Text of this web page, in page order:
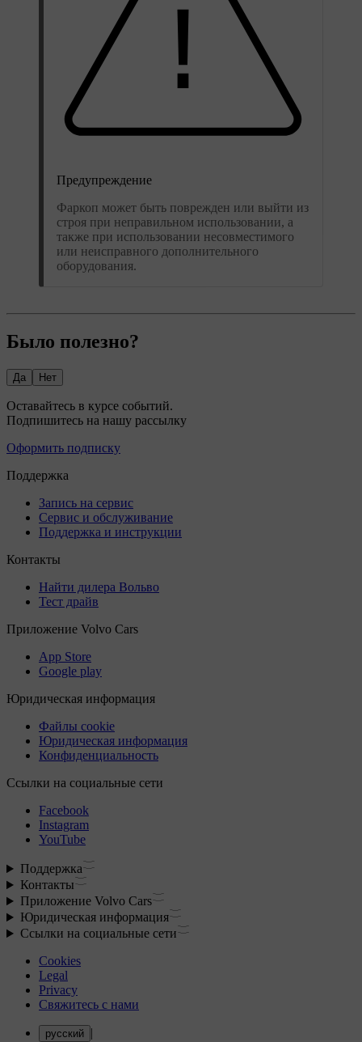
Предупреждение
Фаркоп может быть поврежден или выйти из
строя при неправильном использовании, а
также при использовании несовместимого
или неисправного дополнительного
оборудования.
Было полезно?
Да Нет